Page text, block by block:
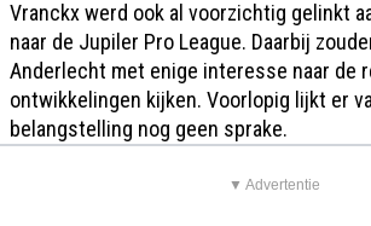
Vranckx werd ook al voorzichtig gelinkt
naar de Jupiler Pro League. Daarbij
Anderlecht met enige interesse naar de
ontwikkelingen kijken. Voorlopig lijkt er
belangstelling nog geen sprake.
▼ Advertentie